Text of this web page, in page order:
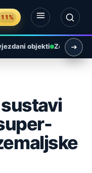
11%
objekti Zemlja i